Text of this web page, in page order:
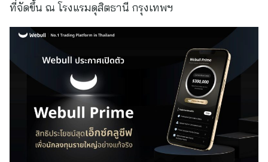
ที่จัดขึ้น ณ โรงแรมดุสิตธานี กรุงเทพฯ